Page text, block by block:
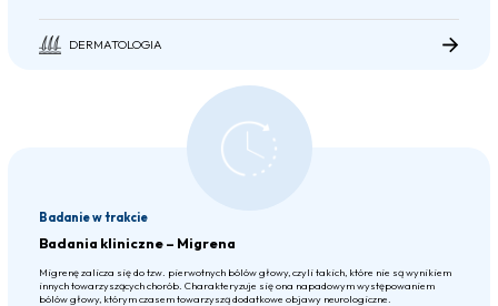
DERMATOLOGIA
Badanie w trakcie
Badania kliniczne – Migrena
Migrenę zalicza się do tzw. pierwotnych bólów głowy, czyli takich, które nie są wynikiem
innych towarzyszących chorób. Charakteryzuje się ona napadowym występowaniem
bólów głowy, którym czasem towarzyszą dodatkowe objawy neurologiczne.